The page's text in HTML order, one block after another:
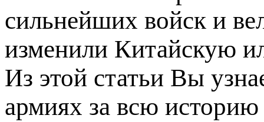
сильнейших войск и
изменили Китайскую
Из этой статьи Вы
армиях за всю